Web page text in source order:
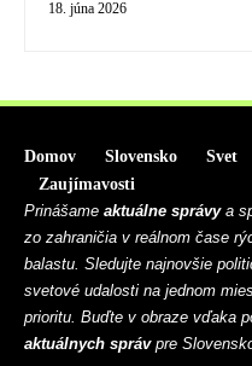
18. júna 2026
Domov Slovensko Svet
Zaujímavosti
Prinášame aktuálne správya
zo zahraničia v reálnom čase
balastu. Sledujte najnovšie
svetové udalosti na jednom
prioritu. Buďte v obraze vďaka
aktuálnych správpre